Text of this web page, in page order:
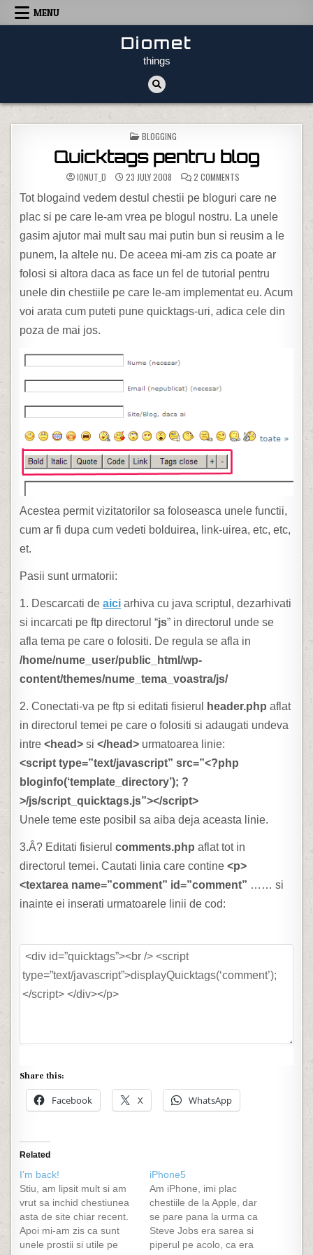
Skip to content
MENU
Diomet
things
POSTED IN
BLOGGING
Quicktags pentru blog
IONUT_D 23 JULY 2008 2 COMMENTS
Tot blogaind vedem destul chestii pe bloguri care ne
plac si pe care le-am vrea pe blogul nostru. La unele
gasim ajutor mai mult sau mai putin bun si reusim a le
punem, la altele nu. De aceea mi-am zis ca poate ar
folosi si altora daca as face un fel de tutorial pentru
unele din chestiile pe care le-am implementat eu. Acum
voi arata cum puteti pune quicktags-uri, adica cele din
poza de mai jos.
Acestea permit vizitatorilor sa foloseasca unele functii,
cum ar fi dupa cum vedeti bolduirea, link-uirea, etc, etc,
et.
Pasii sunt urmatorii:
1. Descarcati deaici arhiva cu java scriptul, dezarhivati
si incarcati pe ftp directorul “js” in directorul unde se
afla tema pe care o folositi. De regula se afla in
/home/nume_user/public_html/wp-
content/themes/nume_tema_voastra/js/
2. Conectati-va pe ftp si editati fisierul header.php aflat
in directorul temei pe care o folositi si adaugati undeva
intre<head> si</head> urmatoarea linie:
<script type=”text/javascript” src=”<?php
bloginfo(‘template_directory’); ?
>/js/script_quicktags.js”></script>
Unele teme este posibil sa aiba deja aceasta linie.
3.Â? Editati fisierulcomments.php aflat tot in
directorul temei. Cautati linia care contine<p>
<textarea name=”comment” id=”comment” …… si
inainte ei inserati urmatoarele linii de cod:
Share this:
Facebook X WhatsApp
Related
I’m back!
Stiu, am lipsit mult si am
vrut sa inchid chestiunea
asta de site chiar recent.
Apoi mi-am zis ca sunt
unele prostii si utile pe
iPhone5
Am iPhone, imi plac
chestiile de la Apple, dar
se pare pana la urma ca
Steve Jobs era sarea si
piperul pe acolo, ca era